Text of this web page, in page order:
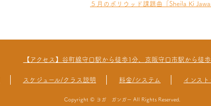
５月のボリウッド課題曲「Sheila Ki
【アクセス】谷町線守口駅から徒歩1分、京阪守口市駅から徒
スケジュール/クラス説明 料金/システム インスト
Copyright © ヨガ ガンガー All Rights Reserved.